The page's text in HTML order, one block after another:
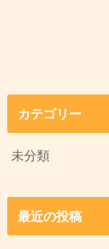
カテゴリー
未分類
最近の投稿